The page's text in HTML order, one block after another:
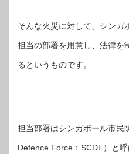
そんな火災に対して、シンガ
担当の部署を用意し、法律を
るというものです。
担当部署はシンガポール市民
Defence Force：SCDF）と